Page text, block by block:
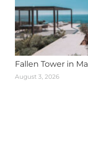
Fallen Tower in
August 3, 2026